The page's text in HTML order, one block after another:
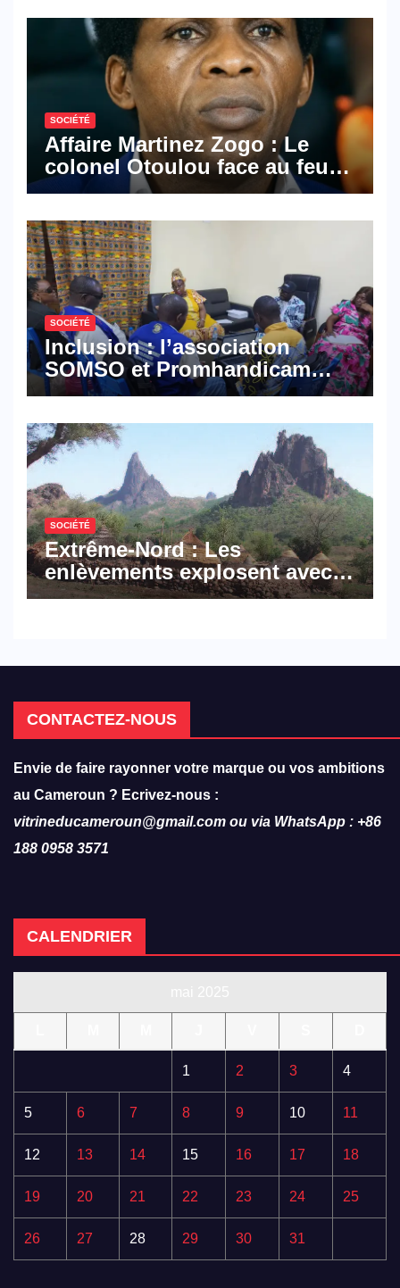
SOCIÉTÉ
Affaire Martinez Zogo : Le
colonel Otoulou face au feu
croisé des avocats de la
SOCIÉTÉ
Inclusion : l’association
SOMSO et Promhandicam
militent en faveur d’une
hôtellerie-restauration
SOCIÉTÉ
Extrême-Nord : Les
enlèvements explosent avec
308 victimes en trois mois
CONTACTEZ-NOUS
Envie de faire rayonner votre marque ou vos ambitions
au Cameroun ? Ecrivez-nous :
vitrineducameroun@gmail.com ou via WhatsApp : +86
188 0958 3571
CALENDRIER
1 2 3 4
5 6 7 8 9 10 11
12 13 14 15 16 17 18
19 20 21 22 23 24 25
26 27 28 29 30 31